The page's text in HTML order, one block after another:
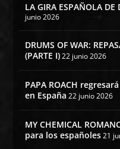
LA GIRA ESPAÑOLA DE
junio 2026
DRUMS OF WAR:
(PARTE I) 22 junio 2026
PAPA ROACH
en España 22 junio 2026
MY CHEMICAL
para los españoles 21